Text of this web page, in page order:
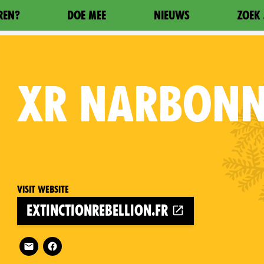
DOE MEE NIEUWS ZOEK
XR
Visit website
extinctionrebellion.fr
Follow XR Narbonne on